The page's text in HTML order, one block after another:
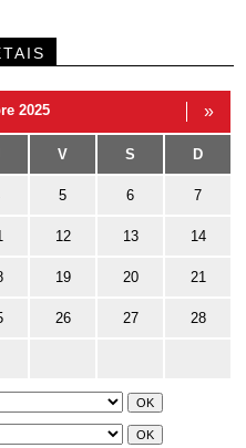
2025 »
V S D
5 6 7
12 13 14
19 20 21
26 27 28